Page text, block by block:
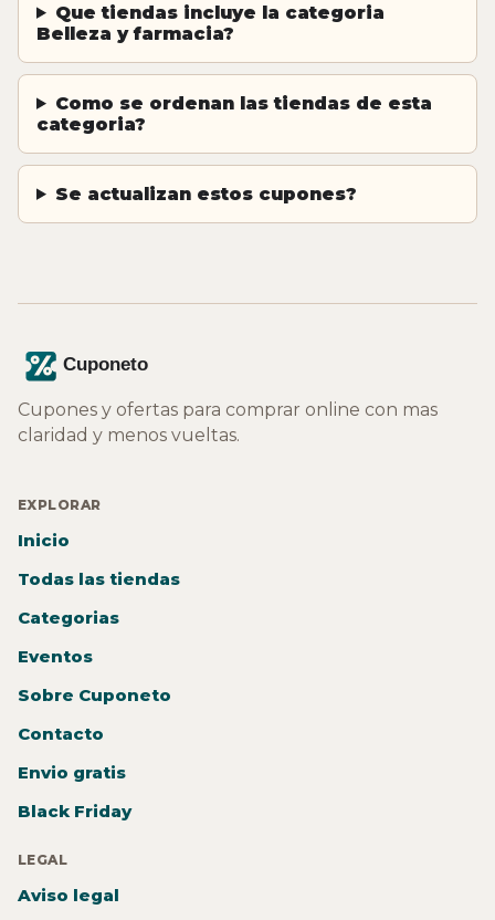
Que tiendas incluye la categoria
Belleza y farmacia?
Como se ordenan las tiendas de esta
categoria?
Se actualizan estos cupones?
Cupones y ofertas para comprar online con mas
claridad y menos vueltas.
EXPLORAR
Inicio
Todas las tiendas
Categorias
Eventos
Sobre Cuponeto
Contacto
Envio gratis
Black Friday
LEGAL
Aviso legal